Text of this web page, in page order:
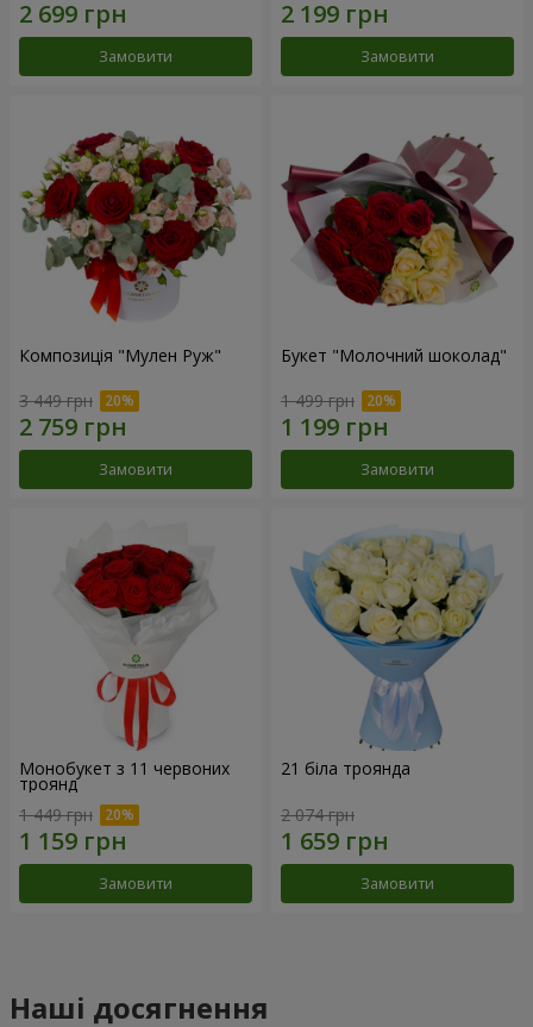
Замовити Замовити
Композиція "Мулен Руж"
3 449 грн
Замовити
Букет "Молочний шоколад"
1 499 грн
Замовити
Монобукет з 11 червоних
троянд
1 449 грн
Замовити
21 біла троянда
2 074 грн
Замовити
Наші досягнення